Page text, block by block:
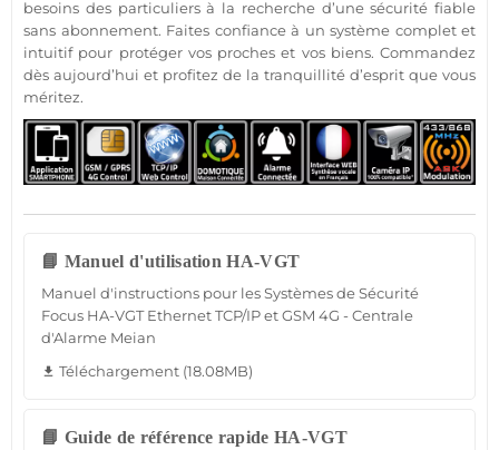
besoins des particuliers à la recherche d’unesécurité fiable
sans abonnement. Faites confiance à un système complet et
intuitif pour protégervos proches et vos biens. Commandez
dès aujourd’hui et profitez de la tranquillité d’esprit que vous
méritez.
📘 Manuel d'utilisation HA-VGT
Manuel d'instructions pour les Systèmes de Sécurité
Focus HA-VGT Ethernet TCP/IP et GSM 4G - Centrale
d'Alarme Meian
file_download Téléchargement (18.08MB)
📘 Guide de référence rapide HA-VGT